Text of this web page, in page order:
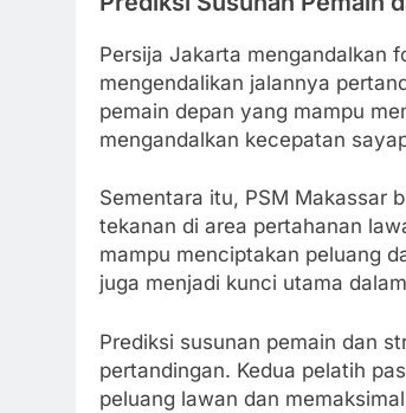
Persija Jakarta mengandalkan
mengendalikan jalannya
pemain depan yang mampu
mengandalkan kecepatan
Sementara itu, PSM Makassar
tekanan di area pertahanan
mampu menciptakan peluang
juga menjadi kunci utama
Prediksi susunan pemain dan
pertandingan. Kedua pelatih
peluang lawan dan